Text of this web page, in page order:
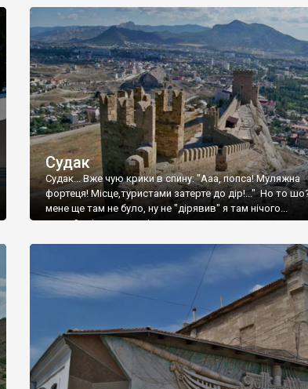
Судак
Судак... Вже чую крики в спину: "Ааа, попса! Муляжна
фортеця! Місце,туристами затерте до дір!..." Но то
мене ще там не було, ну не "дірявив" я там нічого...
принаймні до цього літа.